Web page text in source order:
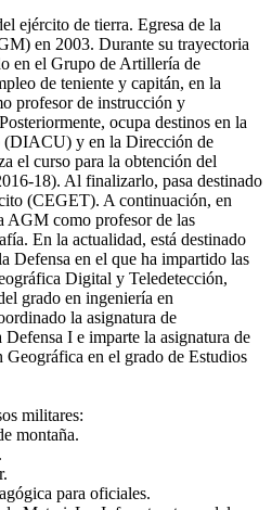
ejército de tierra. Egresa de la
en 2003. Durante su trayectoria
en el Grupo de Artillería de
de teniente y capitán, en la
profesor de instrucción y
ocupa destinos en la
(DIACU) y en la Dirección de
el curso para la obtención del
18). Al finalizarlo, pasa destinado
(CEGET). A continuación, en
AGM como profesor de las
En la actualidad, está destinado
Defensa en el que ha impartido las
Digital y Teledetección,
grado en ingeniería en
la asignatura de
I e imparte la asignatura de
en el grado de Estudios
militares:
montaña.
para oficiales.